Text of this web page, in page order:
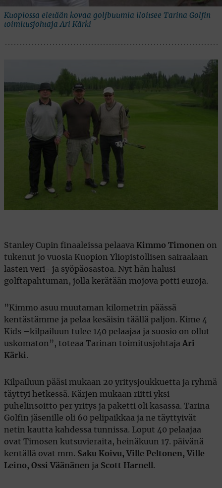
Kuopiossa eletään kovaa golfbuumia iloitsee Tarina Golfin
toimitusjohtaja Ari Kärki
Stanley Cupin finaaleissa pelaava Kimmo Timonen on
tukenut jo vuosia Kuopion Yliopistollisen sairaalaan
lasten veri- ja syöpäosastoa. Nyt hän halusi
golftapahtuman, jolla kerätään mojova potti euroja.
”Kimmo asuu muutaman kilometrin päässä
kentästämme ja pelaa kesäisin täällä paljon. Kime 4
Kids –kilpailuun tulee 140 pelaajaa ja suosio on ollut
uskomaton”, toteaa Tarinan toimitusjohtaja Ari
Kärki.
Kilpailuun pääsi mukaan 20 yritysjoukkuetta ja ryhmä
täyttyi hetkessä. Kärjen mukaan riitti yksi
puhelinsoitto per yritys ja paketti oli kasassa. Tarina
Golfin jäsenille oli 60 pelipaikkaa ja ne täyttyivät
netin kautta kahdessa tunnissa. Loput 40 pelaajaa
ovat Timosen kutsuvieraita, heinäkuun 17. päivänä
kentällä ovat mm. Saku Koivu, Ville Peltonen, Ville
Leino, Ossi Väänänen ja Scott Harnell.